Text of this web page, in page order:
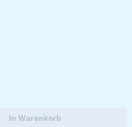
In Warenkorb